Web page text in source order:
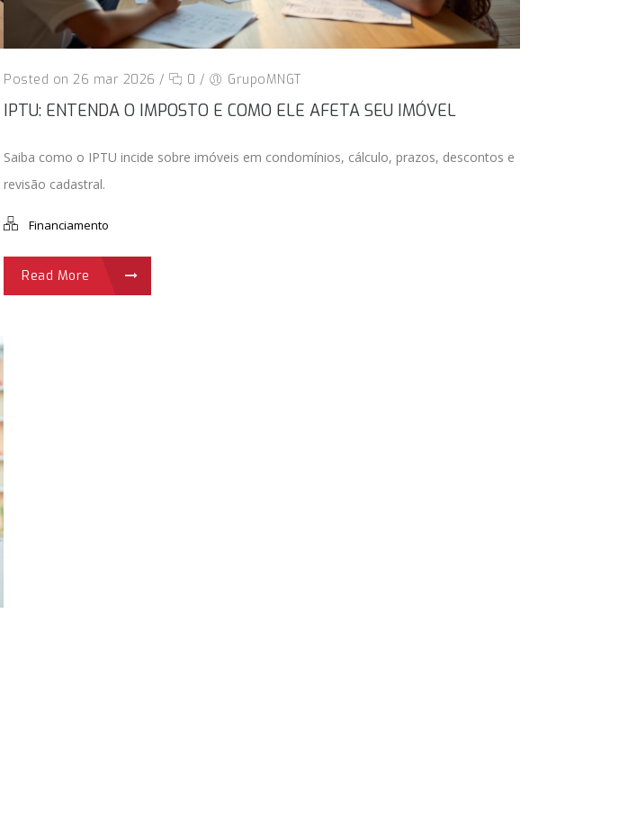
Posted on 26 mar 2026 / 0 / GrupoMNGT
IPTU: ENTENDA O IMPOSTO E COMO ELE AFETA SEU IMÓVEL
Saiba como o IPTU incide sobre imóveis em condomínios, cálculo, prazos, descontos e
revisão cadastral.
Financiamento
Read More